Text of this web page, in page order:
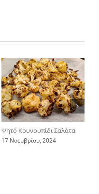
Ψητό Κουνουπίδι Σαλάτα
17 Νοεμβρίου, 2024